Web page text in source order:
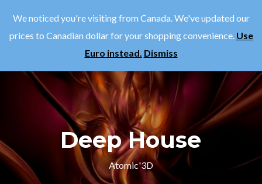
0
Deep House
Atomic'3D
We noticed you're visiting from Canada. We've updated our
prices to Canadian dollar for your shopping convenience. Use
Euro instead. Dismiss